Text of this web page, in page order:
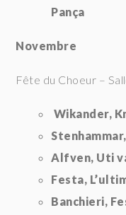
Pança
Novembre
Fête du Choeur –
Wikander,
Alfven, Uti
Festa,
Banchieri,